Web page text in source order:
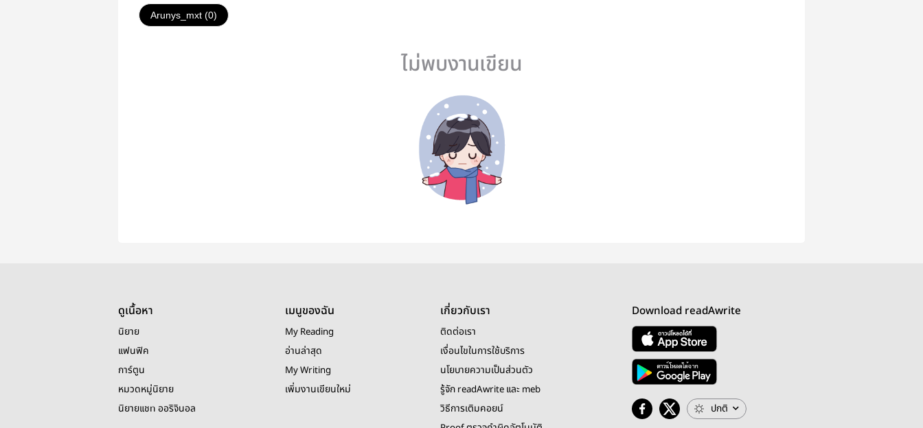
Arunys_mxt (0)
ไม่พบงานเขียน
ดูเนื้อหา
นิยาย
แฟนฟิค
การ์ตูน
หมวดหมู่นิยาย
นิยายแชท ออริจินอล
เมนูของฉัน
My Reading
อ่านล่าสุด
My Writing
เพิ่มงานเขียนใหม่
เกี่ยวกับเรา
ติดต่อเรา
เงื่อนไขในการใช้บริการ
นโยบายความเป็นส่วนตัว
รู้จัก readAwrite และ meb
วิธีการเติมคอยน์
Download readAwrite
ปกติ